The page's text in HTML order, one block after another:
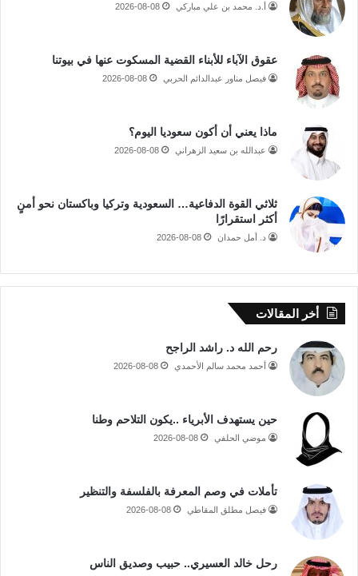
أ.د. محمد بن علي مباركي 2026-08-08
عقوق الآباء للأبناء القضية المسكوت عنها في بيوتنا
فيصل مناور عبدالدائم الحربي 2026-08-08
ماذا يعني أن أكون سعوديا اليوم؟
عبدالله بن سعيد الزهراني 2026-08-08
ثلاثي القوة الدفاعية… السعودية وتركيا وباكستان نحو أمنٍ
أكثر استقرارًا
د. أمل حمدان 2026-08-08
أخر المقالات
رحم الله د. راشد الراجح
أحمد محمد سالم الأحمدي 2026-08-08
حين يستهدف الأبرياء ..يكون التلاحم وطنا
موضي الحلفي 2026-08-08
تأملات في وصم المعرفة بالفلسفة والتنظير
فيصل مطلق المقاطي 2026-08-08
رحل خالد العسيري.. حبيب وصديق الناس